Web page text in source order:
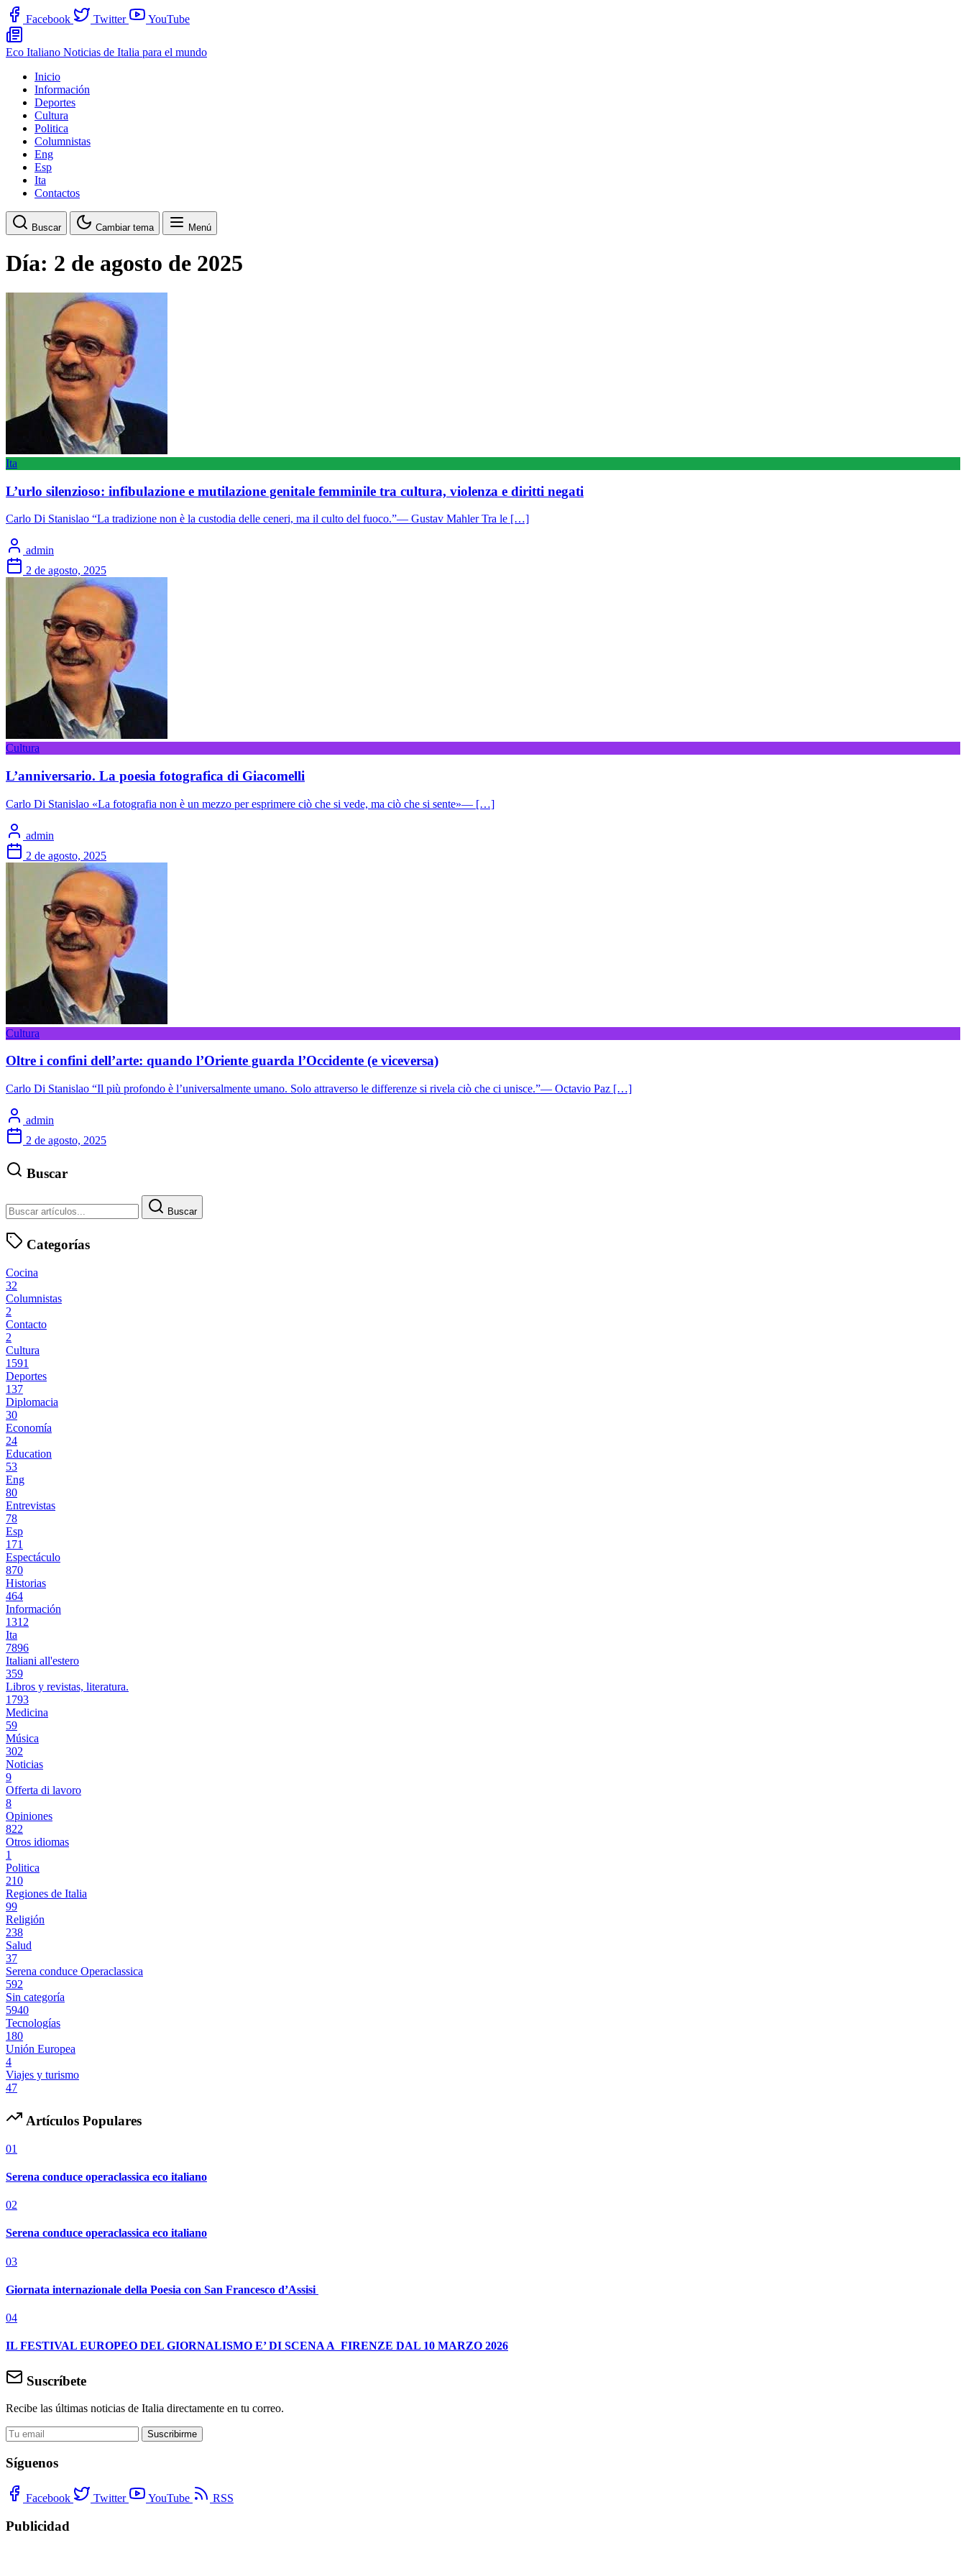
Facebook Twitter YouTube
Eco Italiano Noticias de Italia para el mundo
Inicio
Información
Deportes
Cultura
Politica
Columnistas
Eng
Esp
Ita
Contactos
Buscar Cambiar tema Menú
Día: 2 de agosto de 2025
Ita
L’urlo silenzioso: infibulazione e mutilazione genitale femminile tra cultura, violenza e diritti negati
Carlo Di Stanislao “La tradizione non è la custodia delle ceneri, ma il culto del fuoco.”— Gustav Mahler Tra le […]
admin
2 de agosto, 2025
Cultura
L’anniversario. La poesia fotografica di Giacomelli
Carlo Di Stanislao «La fotografia non è un mezzo per esprimere ciò che si vede, ma ciò che si sente»— […]
admin
2 de agosto, 2025
Cultura
Oltre i confini dell’arte: quando l’Oriente guarda l’Occidente (e viceversa)
Carlo Di Stanislao “Il più profondo è l’universalmente umano. Solo attraverso le differenze si rivela ciò che ci unisce.”— Octavio Paz […]
admin
2 de agosto, 2025
Buscar
Buscar
Categorías
Cocina
32
Columnistas
2
Contacto
2
Cultura
1591
Deportes
137
Diplomacia
30
Economía
24
Education
53
Eng
80
Entrevistas
78
Esp
171
Espectáculo
870
Historias
464
Información
1312
Ita
7896
Italiani all'estero
359
Libros y revistas, literatura.
1793
Medicina
59
Música
302
Noticias
9
Offerta di lavoro
8
Opiniones
822
Otros idiomas
1
Politica
210
Regiones de Italia
99
Religión
238
Salud
37
Serena conduce Operaclassica
592
Sin categoría
5940
Tecnologías
180
Unión Europea
4
Viajes y turismo
47
Artículos Populares
01
Serena conduce operaclassica eco italiano
02
Serena conduce operaclassica eco italiano
03
Giornata internazionale della Poesia con San Francesco d’Assisi
04
IL FESTIVAL EUROPEO DEL GIORNALISMO E’ DI SCENA A FIRENZE DAL 10 MARZO 2026
Suscríbete
Recibe las últimas noticias de Italia directamente en tu correo.
Suscribirme
Síguenos
Facebook Twitter YouTube RSS
Publicidad